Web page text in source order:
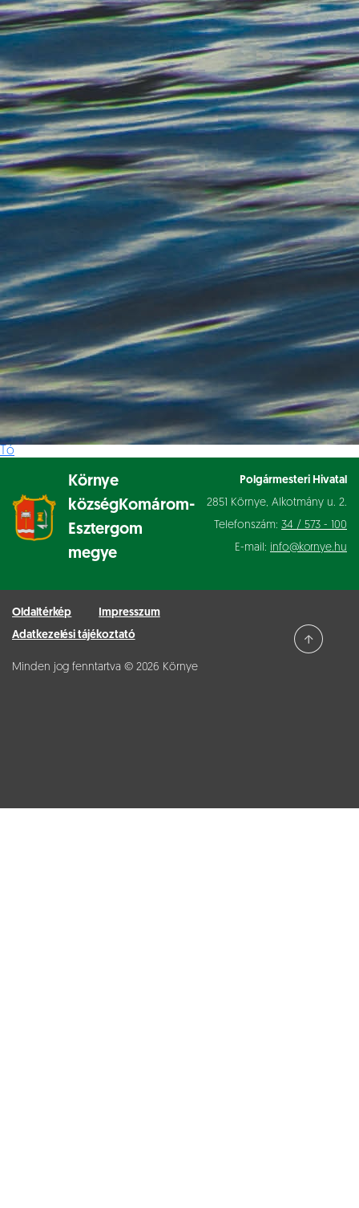
Tó
Környe
község Komárom-
Esztergom
megye
Polgármesteri Hivatal
2851 Környe, Alkotmány u. 2.
Telefonszám: 34 / 573 - 100
E-mail: info@kornye.hu
Oldaltérkép
Impresszum
Adatkezelési tájékoztató
Minden jog fenntartva © 2026 Környe